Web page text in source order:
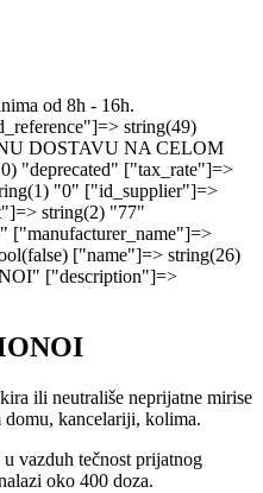
od 8h - 16h.
string(49)
DOSTAVU NA CELOM
"deprecated" ["tax_rate"]=>
"0" ["id_supplier"]=>
string(2) "77"
["manufacturer_name"]=>
["name"]=> string(26)
["description"]=>
ili neutrališe neprijatne mirise
domu, kancelariji, kolima.
vazduh tečnost prijatnog
oko 400 doza.